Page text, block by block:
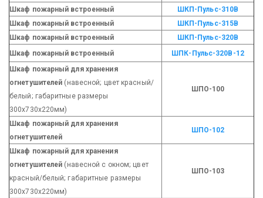
Шкаф пожарный встроенный
ШКП-Пульс-310В
Шкаф пожарный встроенный
ШКП-Пульс-315В
Шкаф пожарный встроенный
ШКП-Пульс-320В
Шкаф пожарный встроенный
ШПК-Пульс-320В-12
Шкаф пожарный для хранения
огнетушителей (навесной; цвет красный/
белый; габаритные размеры
300х730х220мм)
ШПО-100
Шкаф пожарный для хранения
огнетушителей
ШПО-102
Шкаф пожарный для хранения
огнетушителей (навесной с окном; цвет
красный/белый; габаритные размеры
300х730х220мм)
ШПО-103